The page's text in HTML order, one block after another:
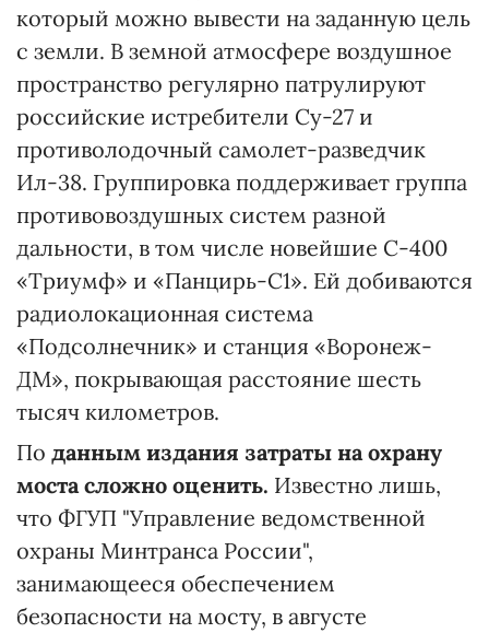
который можно вывести на заданную цель
с земли. В земной атмосфере воздушное
пространство регулярно патрулируют
российские истребители Су-27 и
противолодочный самолет-разведчик
Ил-38. Группировка поддерживает группа
противовоздушных систем разной
дальности, в том числе новейшие С-400
«Триумф» и «Панцирь-С1». Ей добиваются
радиолокационная система
«Подсолнечник» и станция «Воронеж-
ДМ», покрывающая расстояние шесть
тысяч километров.
По данным издания затраты на охрану
моста сложно оценить. Известно лишь,
что ФГУП "Управление ведомственной
охраны Минтранса России",
занимающееся обеспечением
безопасности на мосту, в августе